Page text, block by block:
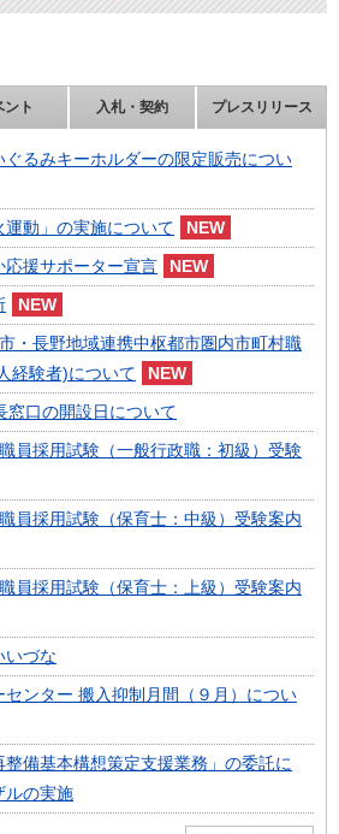
ント 入札・契約 プレスリリース
るみキーホルダーの限定販売につい
動」の実施について
援サポーター宣言
・長野地域連携中枢都市圏内市町村職
経験者)について
口の開設日について
員採用試験（一般行政職：初級）受験
員採用試験（保育士：中級）受験案内
員採用試験（保育士：上級）受験案内
いづな
ンター 搬入抑制月間（９月）につい
整備基本構想策定支援業務」の委託に
ルの実施